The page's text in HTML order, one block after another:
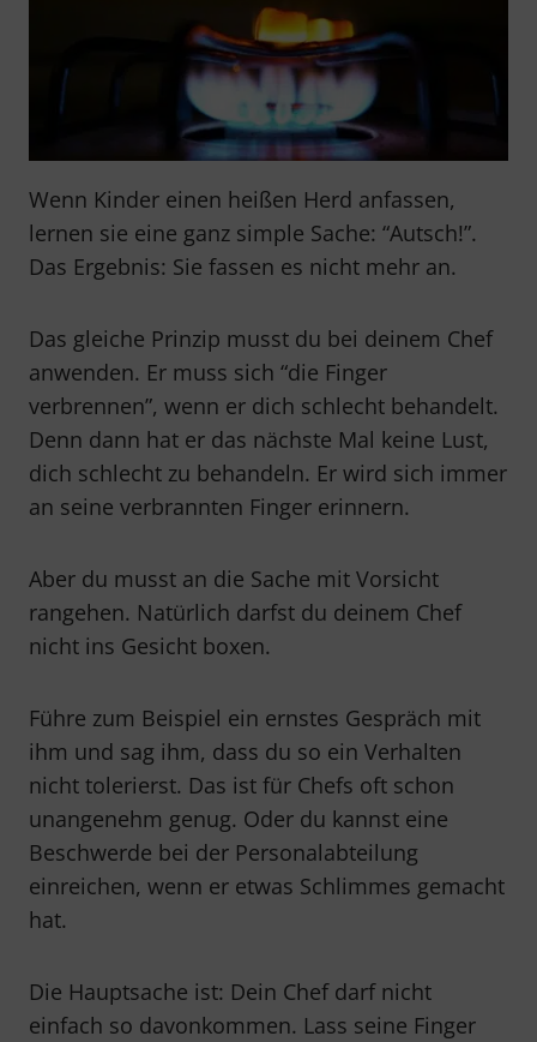
Wenn Kinder einen heißen Herd anfassen,
lernen sie eine ganz simple Sache: “Autsch!”.
Das Ergebnis: Sie fassen es nicht mehr an.
Das gleiche Prinzip musst du bei deinem Chef
anwenden. Er muss sich “die Finger
verbrennen”, wenn er dich schlecht behandelt.
Denn dann hat er das nächste Mal keine Lust,
dich schlecht zu behandeln. Er wird sich immer
an seine verbrannten Finger erinnern.
Aber du musst an die Sache mit Vorsicht
rangehen. Natürlich darfst du deinem Chef
nicht ins Gesicht boxen.
Führe zum Beispiel ein ernstes Gespräch mit
ihm und sag ihm, dass du so ein Verhalten
nicht tolerierst. Das ist für Chefs oft schon
unangenehm genug. Oder du kannst eine
Beschwerde bei der Personalabteilung
einreichen, wenn er etwas Schlimmes gemacht
hat.
Die Hauptsache ist: Dein Chef darf nicht
einfach so davonkommen. Lass seine Finger